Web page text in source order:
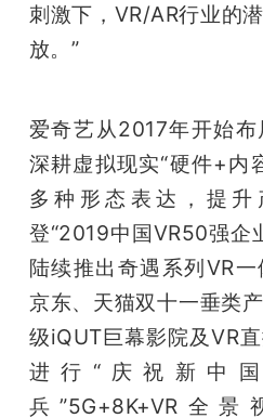
刺激下，VR/AR行业的
放。”
爱奇艺从2017年开始
深耕虚拟现实“硬件+内
多种形态表达，提
登“2019中国VR50强企
陆续推出奇遇系列VR
京东、天猫双十一垂类
级iQUT巨幕影院及VR
进行“庆祝新中
兵”5G+8K+VR全